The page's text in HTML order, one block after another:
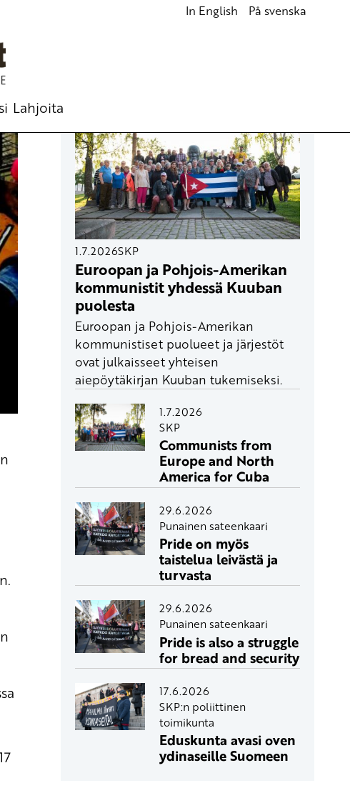
In English På svenska
Lahjoita
1.7.2026SKP
Euroopan ja Pohjois-Amerikan
kommunistit yhdessä Kuuban
puolesta
Euroopan ja Pohjois-Amerikan
kommunistiset puolueet ja järjestöt
ovat julkaisseet yhteisen
aiepöytäkirjan Kuuban tukemiseksi.
1.7.2026
SKP
Communists from
Europe and North
America for Cuba
29.6.2026
Punainen sateenkaari
Pride on myös
taistelua leivästä ja
turvasta
29.6.2026
Punainen sateenkaari
Pride is also a struggle
for bread and security
17.6.2026
SKP:n poliittinen
toimikunta
Eduskunta avasi oven
ydinaseille Suomeen